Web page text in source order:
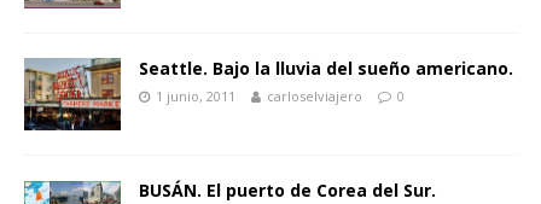
Seattle. Bajo la lluvia del sueño americano.
1 junio, 2011 carloselviajero 0
BUSÁN. El puerto de Corea del Sur.